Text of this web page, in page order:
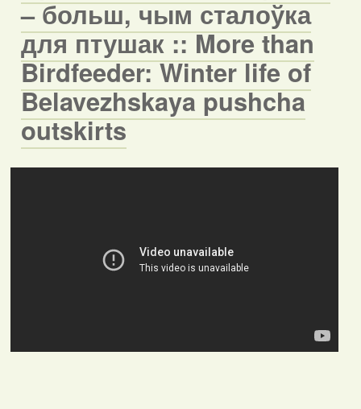
– больш, чым сталоўка
для птушак :: More than
Birdfeeder: Winter life of
Belavezhskaya pushcha
outskirts